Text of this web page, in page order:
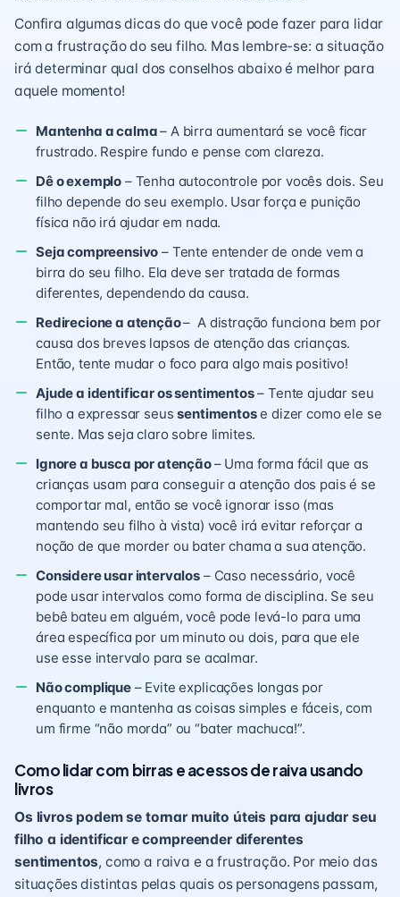
Confira algumas dicas do que você pode fazer para lidar
com a frustração do seu filho. Mas lembre-se: a situação
irá determinar qual dos conselhos abaixo é melhor para
aquele momento!
Mantenha a calma– A birra aumentará se você ficar
frustrado. Respire fundo e pense com clareza.
Dê o exemplo – Tenha autocontrole por vocês dois. Seu
filho depende do seu exemplo. Usar força e punição
física não irá ajudar em nada.
Seja compreensivo – Tente entender de onde vem a
birra do seu filho. Ela deve ser tratada de formas
diferentes, dependendo da causa.
Redirecione a atenção– A distração funciona bem por
causa dos breves lapsos de atenção das crianças.
Então, tente mudar o foco para algo mais positivo!
Ajude a identificar os sentimentos– Tente ajudar seu
filho a expressar seussentimentose dizer como ele se
sente. Mas seja claro sobre limites.
Ignore a busca por atenção– Uma forma fácil que as
crianças usam para conseguir a atenção dos pais é se
comportar mal, então se você ignorar isso (mas
mantendo seu filho à vista) você irá evitar reforçar a
noção de que morder ou bater chama a sua atenção.
Considere usar intervalos – Caso necessário, você
pode usar intervalos como forma de disciplina. Se seu
bebê bateu em alguém, você pode levá-lo para uma
área específica por um minuto ou dois, para que ele
use esse intervalo para se acalmar.
Não complique– Evite explicações longas por
enquanto e mantenha as coisas simples e fáceis, com
um firme “não morda” ou “bater machuca!”.
Como lidar com birras e acessos de raiva usando
livros
Os livros podem se tornar muito úteis para ajudar seu
filho a identificar e compreender diferentes
sentimentos, como a raiva e a frustração. Por meio das
situações distintas pelas quais os personagens passam,